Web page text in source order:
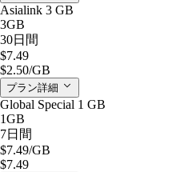
Asialink 3 GB
3GB
30日間
$7.49
$2.50/GB
プラン詳細
Global Special 1 GB
1GB
7日間
$7.49/GB
$7.49